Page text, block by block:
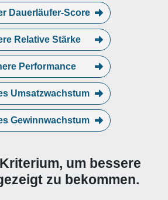
Dauerläufer-Score
Relative Stärke
Performance
Umsatzwachstum
Gewinnwachstum
um bessere
zu bekommen.